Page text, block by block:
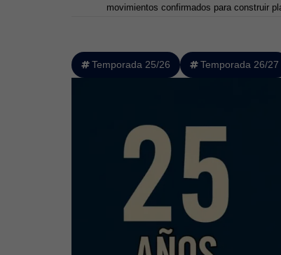
movimientos confirmados para construir
Temporada 25/26 Temporada 26/27